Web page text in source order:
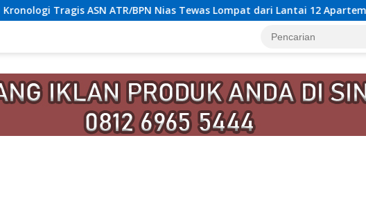
BPN Nias Tewas Lompat dari Lantai 12 Apartemen, Berawal dari